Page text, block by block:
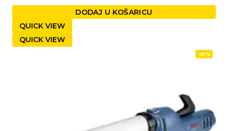
DODAJ U KOŠARICU
QUICK VIEW
QUICK VIEW
-15%